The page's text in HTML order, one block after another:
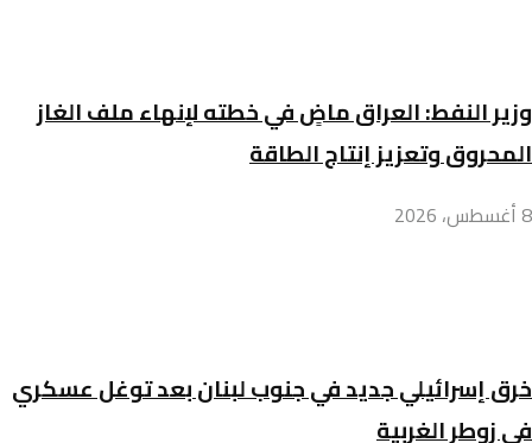
وزير النفط: العراق ماضٍ في خطته لإنهاء ملف الغاز
المحروق وتعزيز إنتاج الطاقة
8 أغسطس، 2026
خرق إسرائيلي جديد في جنوب لبنان بعد توغل عسكري
في زوطر الغربية